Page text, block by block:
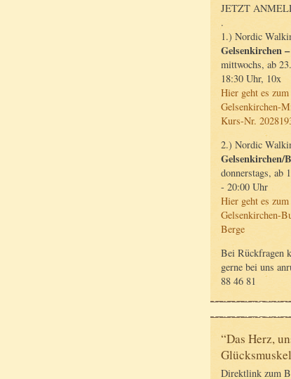
JETZT
.
1.) Nordic
Gelsenkirchen
mittwochs, ab
18:30 Uhr, 10x
Hier geht es
Gelsenkirchen-
Kurs-Nr.
2.) Nordic
Gelsenkirchen/
donnerstags, ab
- 20:00 Uhr
Hier geht es
Gelsenkirchen-
Berge
Bei Rückfragen
gerne bei uns
88 46 81
“Das Herz,
Direktlink zum